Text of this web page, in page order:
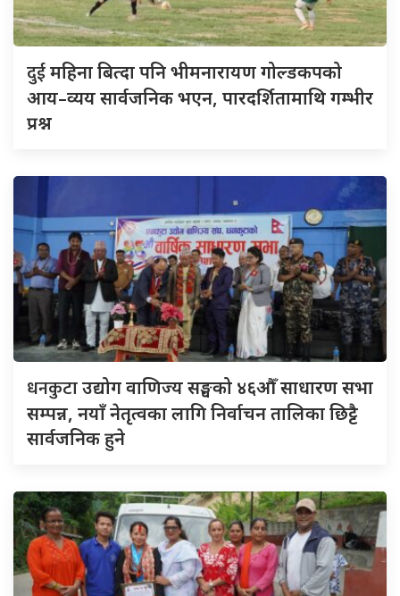
दुईमहिना बित्दा पनि भीमनारायण गोल्डकपको
आय–व्यय सार्वजनिक भएन, पारदर्शितामाथि गम्भीर
प्रश्न
धनकुटाउद्योग वाणिज्य सङ्घको ४६औँ साधारण सभा
सम्पन्न, नयाँ नेतृत्वका लागि निर्वाचन तालिका छिट्टै
सार्वजनिक हुने